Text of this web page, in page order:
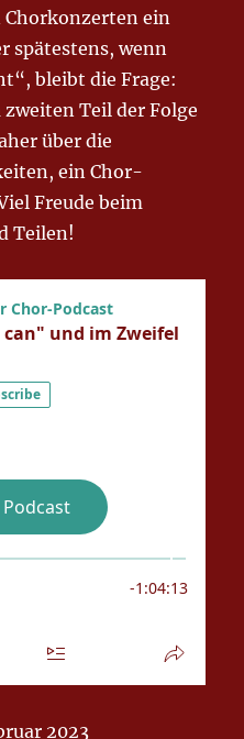
ein
spätestens, wenn
bleibt die Frage:
Teil der Folge
über die
ein Chor-
Freude beim
Teilen!
2023